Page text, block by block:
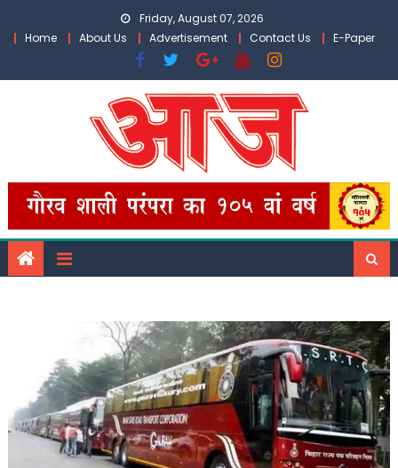
Friday, August 07, 2026
Home
About Us Advertisement Contact Us E-Paper